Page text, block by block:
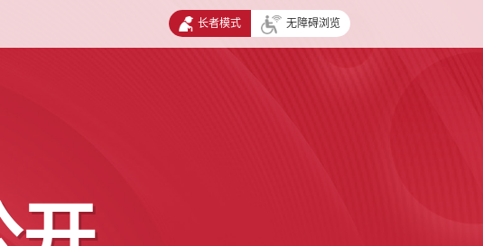
长者模式 无障碍浏览